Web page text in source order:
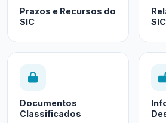
Prazos e Recursos do
SIC
SIC
Documentos
Classificados